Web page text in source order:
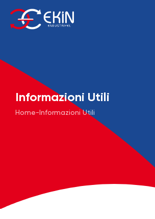
Informazioni Utili
Home- Informazioni Utili